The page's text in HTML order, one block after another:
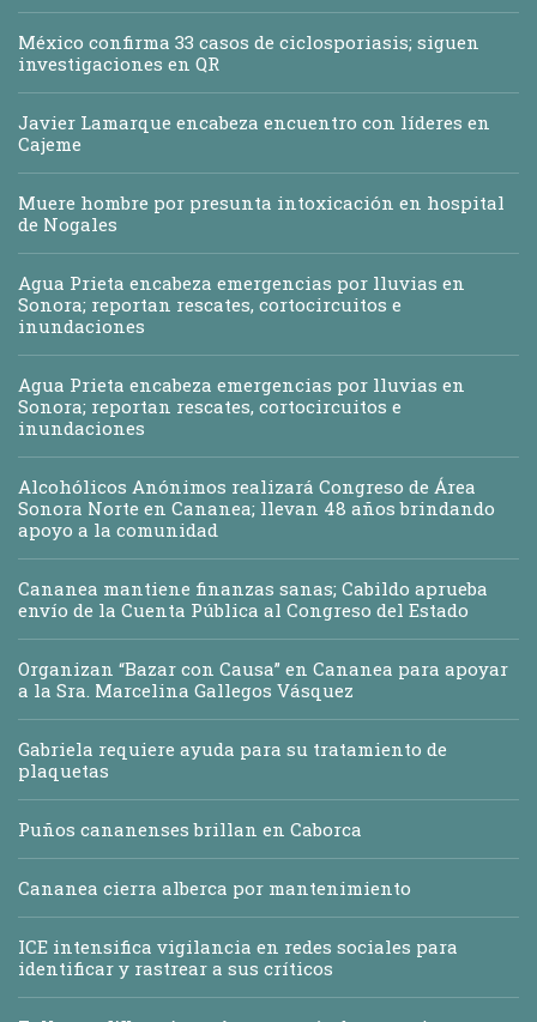
México confirma 33 casos de ciclosporiasis; siguen
investigaciones en QR
Javier Lamarque encabeza encuentro con líderes en
Cajeme
Muere hombre por presunta intoxicación en hospital
de Nogales
Agua Prieta encabeza emergencias por lluvias en
Sonora; reportan rescates, cortocircuitos e
inundaciones
Agua Prieta encabeza emergencias por lluvias en
Sonora; reportan rescates, cortocircuitos e
inundaciones
Alcohólicos Anónimos realizará Congreso de Área
Sonora Norte en Cananea; llevan 48 años brindando
apoyo a la comunidad
Cananea mantiene finanzas sanas; Cabildo aprueba
envío de la Cuenta Pública al Congreso del Estado
Organizan “Bazar con Causa” en Cananea para apoyar
a la Sra. Marcelina Gallegos Vásquez
Gabriela requiere ayuda para su tratamiento de
plaquetas
Puños cananenses brillan en Caborca
Cananea cierra alberca por mantenimiento
ICE intensifica vigilancia en redes sociales para
identificar y rastrear a sus críticos